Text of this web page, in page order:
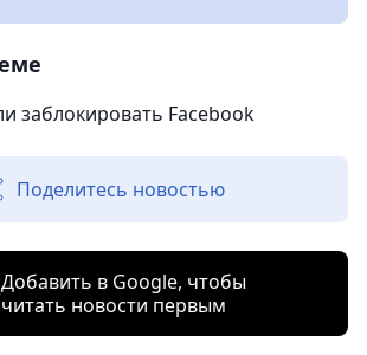
заблокировать Facebook
Поделитесь новостью
Добавить в Google, чтобы
читать новости первым